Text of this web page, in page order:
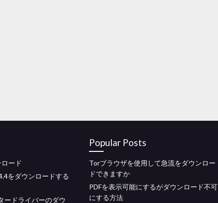
ード
をダウンロードする
ードライバーのダウ
Popular Posts
Torブラウザを使用して急流をダウンロー
ドできますか
PDFを表示可能にするがダウンロード不可
にする方法